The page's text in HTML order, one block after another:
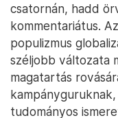
csatornán, hadd
kommentariátus.
populizmus
széljobb változata
magatartás
tudományos